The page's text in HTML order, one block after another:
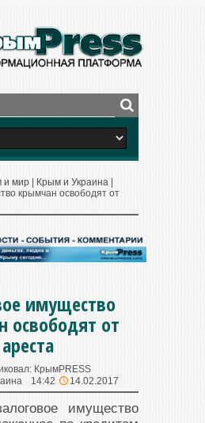
и мир Крым и Украина
крымчан освободят от
имущество
освободят от
ареста
КрымPRESS
14:42 14.02.2017
имущество